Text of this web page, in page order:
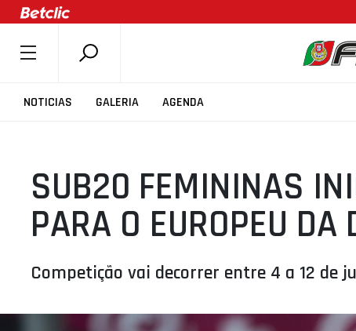
NOTICIAS GALERIA AGENDA
SOBRE A FPB
COMPETIÇÕES
ASSOCIAÇÕES
CLUBES
AGENTES
AGENDA
SELEÇÕES
SUB20 FEMININAS
PARA O EUROPEU DA
Competição vai decorrer entre 4 a 12 de